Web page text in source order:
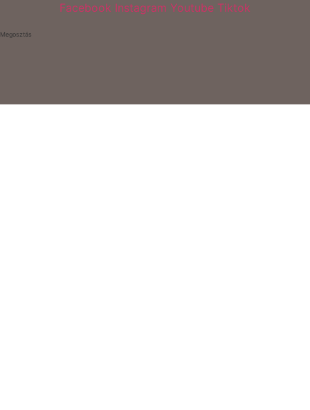
Facebook Instagram Youtube Tiktok
Megosztás